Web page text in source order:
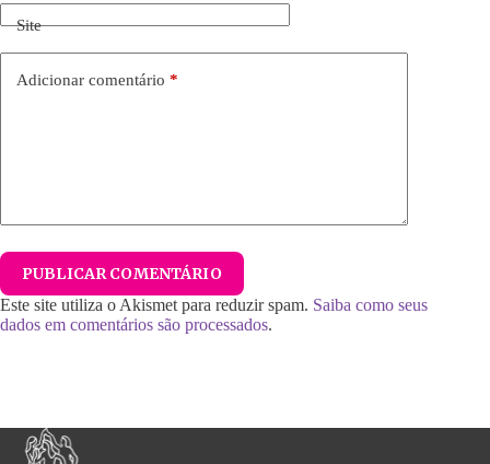
Site
Adicionar comentário *
PUBLICAR COMENTÁRIO
Este site utiliza o Akismet para reduzir spam. Saiba como seus
dados em comentários são processados.